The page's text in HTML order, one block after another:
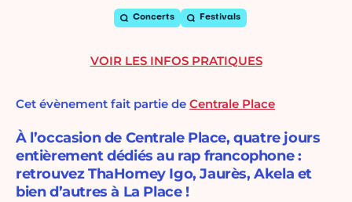
Concerts Festivals
Cet évènement fait partie de Centrale Place
À l’occasion de Centrale Place, quatre jours
entièrement dédiés au rap francophone :
retrouvez ThaHomey Igo, Jaurès, Akela et
bien d’autres à La Place !
VOIR LES INFOS PRATIQUES